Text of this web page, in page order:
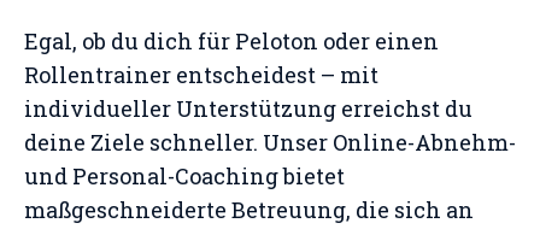
Egal, ob du dich für Peloton oder einen
Rollentrainer entscheidest – mit
individueller Unterstützung erreichst du
deine Ziele schneller. Unser Online-Abnehm-
und Personal-Coaching bietet
maßgeschneiderte Betreuung, die sich an